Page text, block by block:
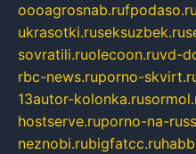
oooagrosnab.rufpodaso.ru
ukrasotki.ruseksuzbek.ru
sovratili.ruolecoon.ruvd-
rbc-news.ruporno-
13autor-kolonka.ru
hostserve.ruporno-na-
neznobi.rubigfatcc.ru